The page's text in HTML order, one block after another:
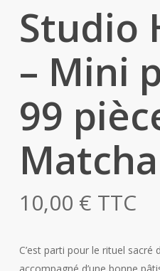
Studio
– Mini
99
10,00 € TTC
C’est parti pour le rituel